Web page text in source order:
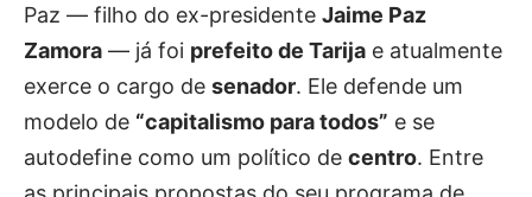
Paz — filho do ex-presidente Jaime Paz
Zamora — já foi prefeito de Tarija e atualmente
exerce o cargo de senador. Ele defende um
modelo de “capitalismo para todos” e se
autodefine como um político de centro. Entre